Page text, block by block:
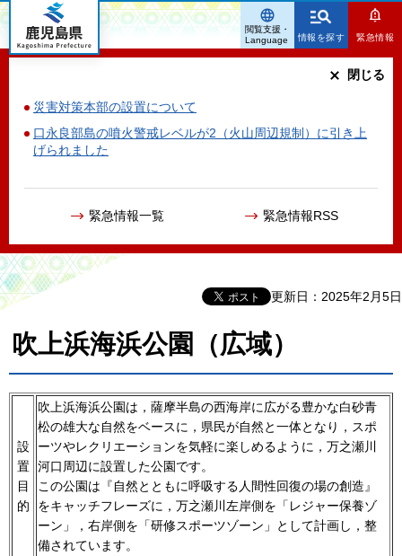
鹿児島県
情報を探す 緊急情報
災害対策本部の設置について
口永良部島の噴火警戒レベルが2（火山周辺規制）に引き上
げられました
緊急情報一覧 緊急情報RSS
閉じる
閲覧支援・
Language
更新日：2025年2月5日
吹上浜海浜公園（広域）
設
置
目
的
吹上浜海浜公園は，薩摩半島の西海岸に広がる豊かな白砂青
松の雄大な自然をベースに，県民が自然と一体となり，スポ
ーツやレクリエーションを気軽に楽しめるように，万之瀬川
河口周辺に設置した公園です。
この公園は『自然とともに呼吸する人間性回復の場の創造』
をキャッチフレーズに，万之瀬川左岸側を「レジャー保養ゾ
ーン」，右岸側を「研修スポーツゾーン」として計画し，整
備されています。